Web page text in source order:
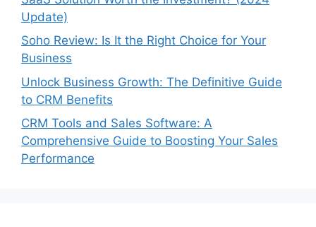
Update)
Soho Review: Is It the Right Choice for Your
Business
Unlock Business Growth: The Definitive Guide
to CRM Benefits
CRM Tools and Sales Software: A
Comprehensive Guide to Boosting Your Sales
Performance